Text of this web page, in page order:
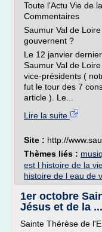
Toute l'Actu Vie de
Commentaires
Saumur Val de
gouvernent ?
Le 12 janvier
Saumur Val de
vice-présidents (
fut le tour des 7
article ). Le...
Lire la suite
Site : http://
Thèmes liés :
est l histoire de la
histoire de l eau de
1er octobre
Jésus et de la ...
Sainte Thérèse de